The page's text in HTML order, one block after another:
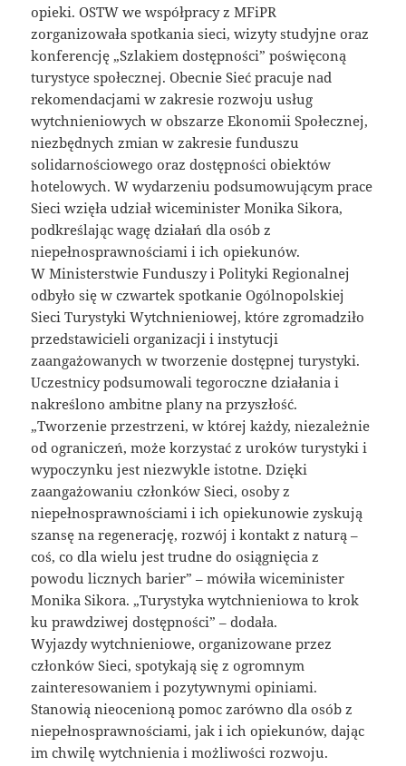
opieki. OSTW we współpracy z MFiPR
zorganizowała spotkania sieci, wizyty studyjne oraz
konferencję „Szlakiem dostępności” poświęconą
turystyce społecznej. Obecnie Sieć pracuje nad
rekomendacjami w zakresie rozwoju usług
wytchnieniowych w obszarze Ekonomii Społecznej,
niezbędnych zmian w zakresie funduszu
solidarnościowego oraz dostępności obiektów
hotelowych. W wydarzeniu podsumowującym prace
Sieci wzięła udział wiceminister Monika Sikora,
podkreślając wagę działań dla osób z
niepełnosprawnościami i ich opiekunów.
W Ministerstwie Funduszy i Polityki Regionalnej
odbyło się w czwartek spotkanie Ogólnopolskiej
Sieci Turystyki Wytchnieniowej, które zgromadziło
przedstawicieli organizacji i instytucji
zaangażowanych w tworzenie dostępnej turystyki.
Uczestnicy podsumowali tegoroczne działania i
nakreślono ambitne plany na przyszłość.
„Tworzenie przestrzeni, w której każdy, niezależnie
od ograniczeń, może korzystać z uroków turystyki i
wypoczynku jest niezwykle istotne. Dzięki
zaangażowaniu członków Sieci, osoby z
niepełnosprawnościami i ich opiekunowie zyskują
szansę na regenerację, rozwój i kontakt z naturą –
coś, co dla wielu jest trudne do osiągnięcia z
powodu licznych barier” – mówiła wiceminister
Monika Sikora. „Turystyka wytchnieniowa to krok
ku prawdziwej dostępności” – dodała.
Wyjazdy wytchnieniowe, organizowane przez
członków Sieci, spotykają się z ogromnym
zainteresowaniem i pozytywnymi opiniami.
Stanowią nieocenioną pomoc zarówno dla osób z
niepełnosprawnościami, jak i ich opiekunów, dając
im chwilę wytchnienia i możliwości rozwoju.